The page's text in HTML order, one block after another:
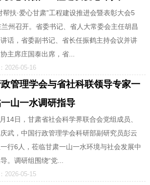
帮扶·爱心甘肃”工程建设推进会暨表彰大会5
兰州召开。省委书记、省人大常委会主任胡昌
话，省委副书记、省长任振鹤主持会议并讲
主席庄国泰出席，省...
2026-05-16
管理学会与省社科联领导专家一
山一水调研指导
14日，甘肃省社会科学界联合会党组成员、
武，中国行政管理学会科研部副研究员彭云
行6人，莅临甘肃一山一水环境与社会发展中
。调研组围绕“党...
2026-05-15